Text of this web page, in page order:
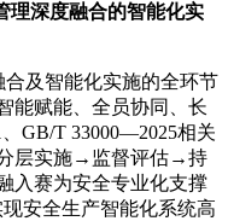
理深度融合的智能化实
及智能化实施的全环节
能赋能、全员协同、长
GB/T 33000—2025相关
层实施→监督评估→持
入赛为安全专业化支撑
安全生产智能化系统高